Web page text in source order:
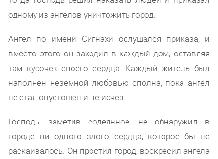
одному из ангелов уничтожить город.
Ангел по имени Сигнахи ослушался приказа, и
вместо этого он заходил в каждый дом, оставляя
там кусочек своего сердца. Каждый житель был
наполнен неземной любовью сполна, пока ангел
не стал опустошен и не исчез.
Господь, заметив содеянное, не обнаружил в
городе ни одного злого сердца, которое бы не
раскаивалось. Он простил город, воскресил ангела